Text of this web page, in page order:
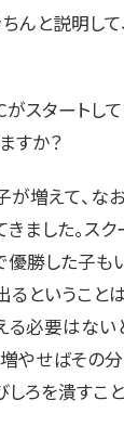
んと説明し
タートして
すか？
が増えて、な
ました。ス
勝した子も
ということ
る必要はない
増やせばその
しろを潰すこ